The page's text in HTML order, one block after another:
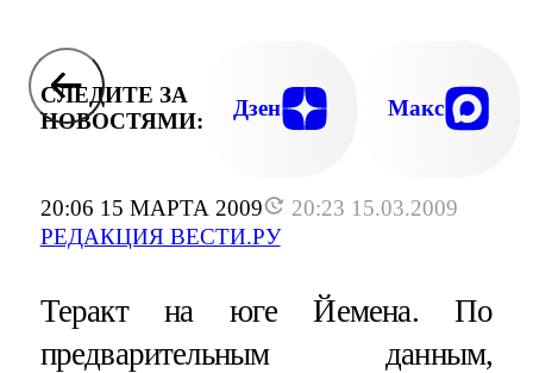
20:06 15 МАРТА 2009
20:23 15.03.2009
РЕДАКЦИЯ ВЕСТИ.РУ
СЛЕДИТЕ ЗА
НОВОСТЯМИ:
Дзен Макс
Теракт на юге Йемена. По
предварительным данным,